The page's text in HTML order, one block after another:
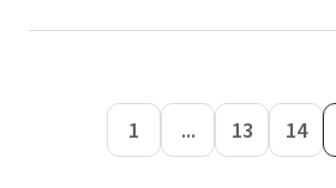
1 ... 13 14